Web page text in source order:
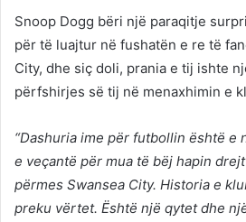
Snoop Dogg bëri një paraqitje
për të luajtur në fushatën e re të
City, dhe siç doli, prania e tij ishte
përfshirjes së tij në menaxhimin e
“Dashuria ime për futbollin është e
e veçantë për mua të bëj hapin
përmes Swansea City. Historia e
preku vërtet. Është një qytet dhe